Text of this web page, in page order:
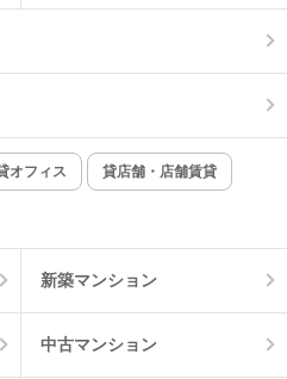
インターネット無料
オフィス 貸店舗・店舗賃貸
新築マンション
中古マンション